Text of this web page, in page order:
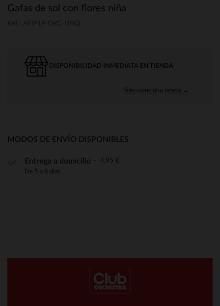
Gafas de sol con flores niña
DISPONIBILIDAD INMEDIATA EN TIENDA
Seleccione una tienda →
MODOS DE ENVÍO DISPONIBLES
Entrega a domicilio 4,95 €
De 5 a 8 días